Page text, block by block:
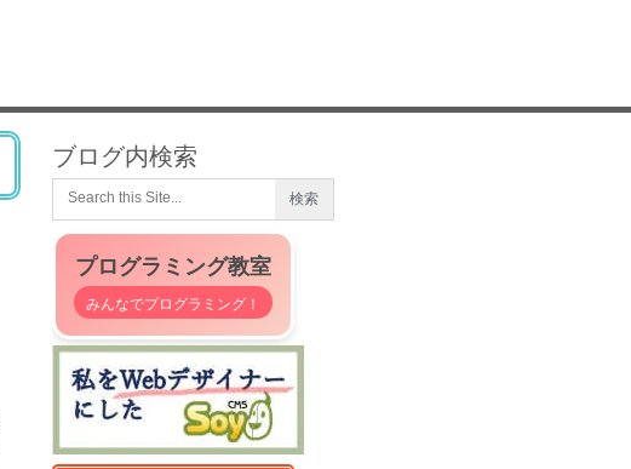
ブログ内検索
プログラミング教室
みんなでプログラミング！